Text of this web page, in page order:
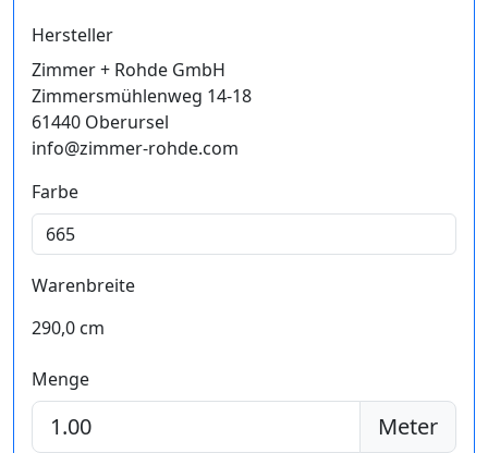
Hersteller
Zimmer + Rohde GmbH
Zimmersmühlenweg 14-18
61440 Oberursel
info@zimmer-rohde.com
Farbe
Warenbreite
290,0 cm
Menge
Meter